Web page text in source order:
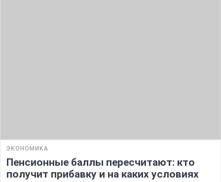
ЭКОНОМИКА
Пенсионные баллы пересчитают: кто
получит прибавку и на каких условиях